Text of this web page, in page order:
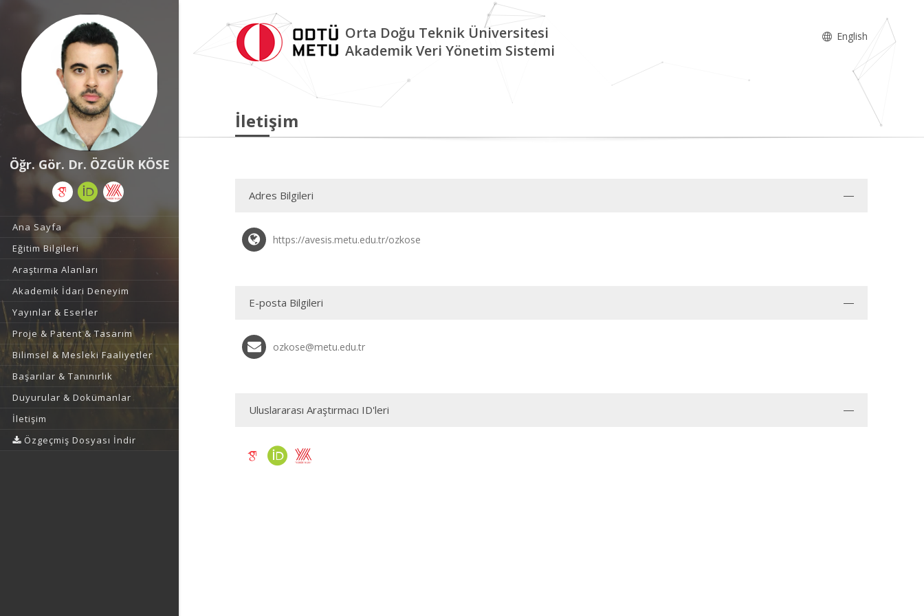
Öğr. Gör. Dr. ÖZGÜR KÖSE
Ana Sayfa
Eğitim Bilgileri
Araştırma Alanları
Akademik İdari Deneyim
Yayınlar & Eserler
Proje & Patent & Tasarım
Bilimsel & Mesleki Faaliyetler
Başarılar & Tanınırlık
Duyurular & Dokümanlar
İletişim
Özgeçmiş Dosyası İndir
Orta Doğu Teknik Üniversitesi
Akademik Veri Yönetim Sistemi
English
İletişim
Adres Bilgileri
https://avesis.metu.edu.tr/ozkose
E-posta Bilgileri
ozkose@metu.edu.tr
Uluslararası Araştırmacı ID'leri